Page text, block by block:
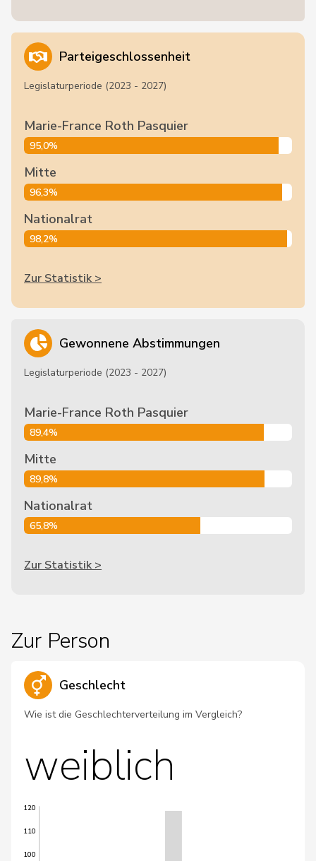
Parteigeschlossenheit
Legislaturperiode (2023 - 2027)
Marie-France Roth Pasquier
95,0%
Mitte
96,3%
Nationalrat
98,2%
Zur Statistik >
Gewonnene Abstimmungen
Legislaturperiode (2023 - 2027)
Marie-France Roth Pasquier
89,4%
Mitte
89,8%
Nationalrat
65,8%
Zur Statistik >
Zur Person
Geschlecht
Wie ist die Geschlechterverteilung im Vergleich?
weiblich
100
110
120